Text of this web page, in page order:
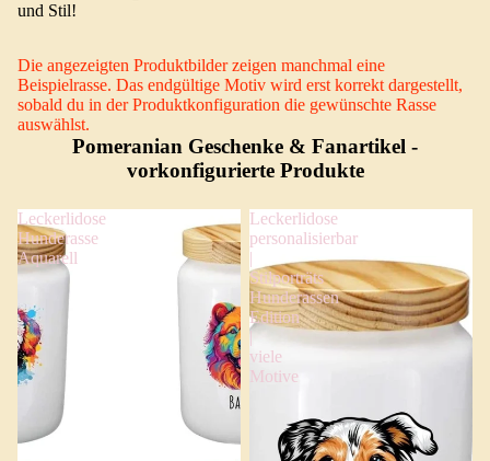
und Stil!
Die angezeigten Produktbilder zeigen manchmal eine
Beispielrasse. Das endgültige Motiv wird erst korrekt dargestellt,
sobald du in der Produktkonfiguration die gewünschte Rasse
auswählst.
Pomeranian Geschenke & Fanartikel -
vorkonfigurierte Produkte
Leckerlidose
Hunderasse
Aquarell
Leckerlidose
personalisierbar
|
Stilporträts
Hunderassen
Edition
|
viele
Motive